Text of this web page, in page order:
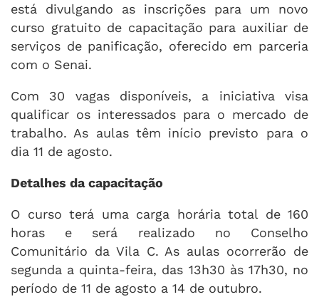
está divulgando as inscrições para um novo
curso gratuito de capacitação para auxiliar de
serviços de panificação, oferecido em parceria
com o Senai.
Com 30 vagas disponíveis, a iniciativa visa
qualificar os interessados para o mercado de
trabalho. As aulas têm início previsto para o
dia 11 de agosto.
Detalhes da capacitação
O curso terá uma carga horária total de 160
horas e será realizado no Conselho
Comunitário da Vila C. As aulas ocorrerão de
segunda a quinta-feira, das 13h30 às 17h30, no
período de 11 de agosto a 14 de outubro.